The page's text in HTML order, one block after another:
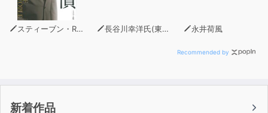
スティーブン・R・コヴィー 長谷川幸洋氏(東京新聞・中日新聞論説副主幹) 永井荷風
Recommended by
新着作品